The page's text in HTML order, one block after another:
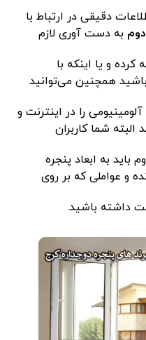
دقیقی در ارتباط با
به دست آوری لازم
و یا اینکه با
همچنین می‌توانید
را در اینترنت و
شما کاربران
باید به ابعاد پنجره
و عواملی که بر روی
داشته باشید.